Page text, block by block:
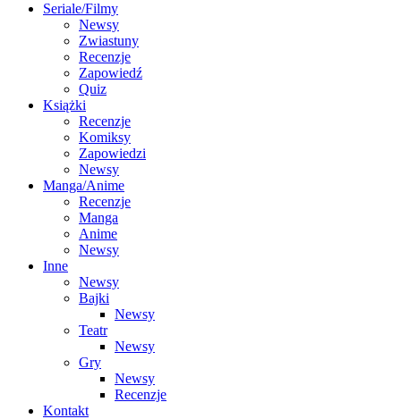
Seriale/Filmy
Newsy
Zwiastuny
Recenzje
Zapowiedź
Quiz
Książki
Recenzje
Komiksy
Zapowiedzi
Newsy
Manga/Anime
Recenzje
Manga
Anime
Newsy
Inne
Newsy
Bajki
Newsy
Teatr
Newsy
Gry
Newsy
Recenzje
Kontakt